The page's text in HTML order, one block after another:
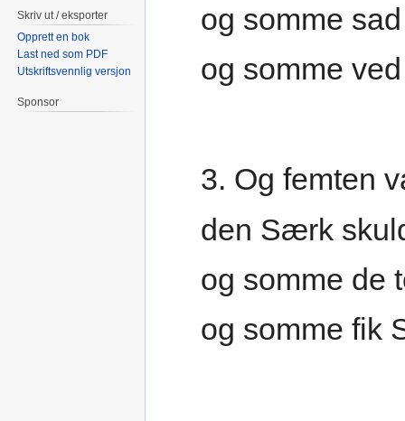
og somme
og somme
3. Og femten
den Særk
og somme de
og somme fik
Skriv ut / eksporter
Opprett en bok
Last ned som PDF
Utskriftsvennlig versjon
Sponsor